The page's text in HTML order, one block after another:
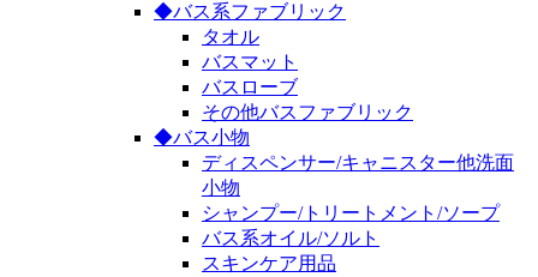
◆バス系ファブリック
タオル
バスマット
バスローブ
その他バスファブリック
◆バス小物
ディスペンサー/キャニスター他洗面
小物
シャンプー/トリートメント/ソープ
バス系オイル/ソルト
スキンケア用品